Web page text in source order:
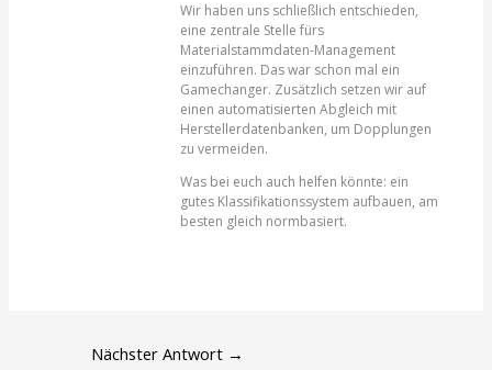
Wir haben uns schließlich entschieden,
eine zentrale Stelle fürs
Materialstammdaten-Management
einzuführen. Das war schon mal ein
Gamechanger. Zusätzlich setzen wir auf
einen automatisierten Abgleich mit
Herstellerdatenbanken, um Dopplungen
zu vermeiden.
Was bei euch auch helfen könnte: ein
gutes Klassifikationssystem aufbauen, am
besten gleich normbasiert.
Nächster Antwort →